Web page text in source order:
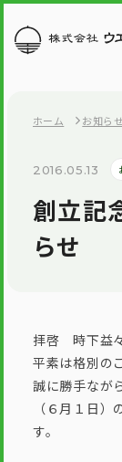
ホーム お知らせ
2016.05.13
創立記
らせ
拝啓 時下益
平素は格別の
誠に勝手なが
（６月１日
す。